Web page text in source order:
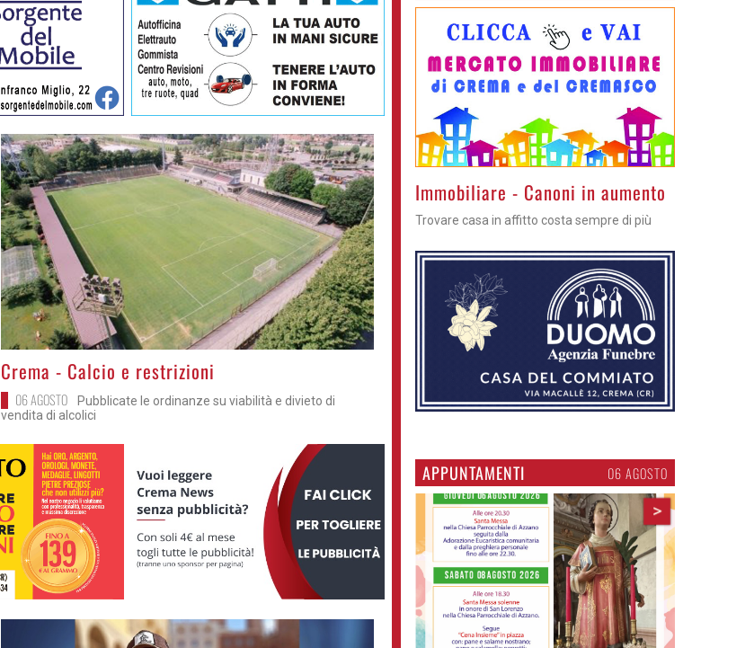
>
Crema - Calcio e restrizioni
06 AGOSTO
Pubblicate le ordinanze su viabilità e divieto di
vendita di alcolici
>Immobiliare - Canoni in aumento
Trovare casa in affitto costa sempre di più
APPUNTAMENTI 06 AGOSTO
>